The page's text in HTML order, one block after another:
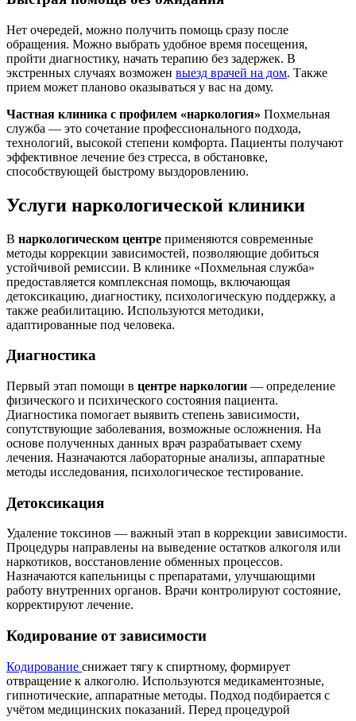
Нет очередей, можно получить помощь сразу после
обращения. Можно выбрать удобное время посещения,
пройти диагностику, начать терапию без задержек. В
экстренных случаях возможен выезд врачей на дом. Также
прием может планово оказываться у вас на дому.
Частная клиника с профилем «наркология» Похмельная
служба — это сочетание профессионального подхода,
технологий, высокой степени комфорта. Пациенты получают
эффективное лечение без стресса, в обстановке,
способствующей быстрому выздоровлению.
Услуги наркологической клиники
В наркологическом центре применяются современные
методы коррекции зависимостей, позволяющие добиться
устойчивой ремиссии. В клинике «Похмельная служба»
предоставляется комплексная помощь, включающая
детоксикацию, диагностику, психологическую поддержку, а
также реабилитацию. Используются методики,
адаптированные под человека.
Диагностика
Первый этап помощи в центре наркологии — определение
физического и психического состояния пациента.
Диагностика помогает выявить степень зависимости,
сопутствующие заболевания, возможные осложнения. На
основе полученных данных врач разрабатывает схему
лечения. Назначаются лабораторные анализы, аппаратные
методы исследования, психологическое тестирование.
Детоксикация
Удаление токсинов — важный этап в коррекции зависимости.
Процедуры направлены на выведение остатков алкоголя или
наркотиков, восстановление обменных процессов.
Назначаются капельницы с препаратами, улучшающими
работу внутренних органов. Врачи контролируют состояние,
корректируют лечение.
Кодирование от зависимости
Кодирование снижает тягу к спиртному, формирует
отвращение к алкоголю. Используются медикаментозные,
гипнотические, аппаратные методы. Подход подбирается с
учётом медицинских показаний. Перед процедурой